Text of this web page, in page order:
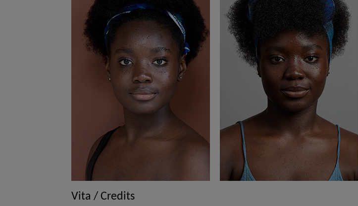
Vita / Credits